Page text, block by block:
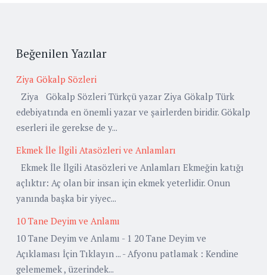
Beğenilen Yazılar
Ziya Gökalp Sözleri
Ziya Gökalp Sözleri Türkçü yazar Ziya Gökalp Türk
edebiyatında en önemli yazar ve şairlerden biridir. Gökalp
eserleri ile gerekse de y...
Ekmek İle İlgili Atasözleri ve Anlamları
Ekmek İle İlgili Atasözleri ve Anlamları Ekmeğin katığı
açlıktır: Aç olan bir insan için ekmek yeterlidir. Onun
yanında başka bir yiyec...
10 Tane Deyim ve Anlamı
10 Tane Deyim ve Anlamı - 1 20 Tane Deyim ve
Açıklaması İçin Tıklayın ... - Afyonu patlamak : Kendine
gelememek , üzerindek...